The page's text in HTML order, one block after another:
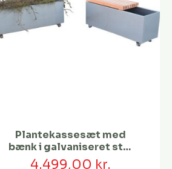
Plantekassesæt med
bænk i galvaniseret stål
| 120 x 40 x 40 cm
4.499,00 kr.